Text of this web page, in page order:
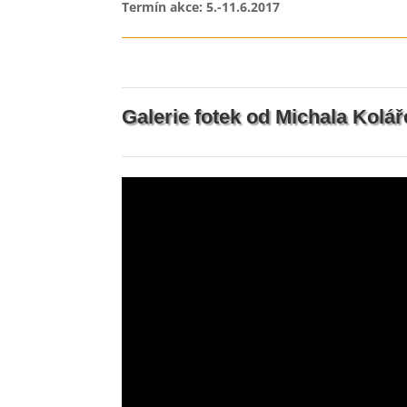
Termín akce: 5.-11.6.2017
Galerie fotek od Michala